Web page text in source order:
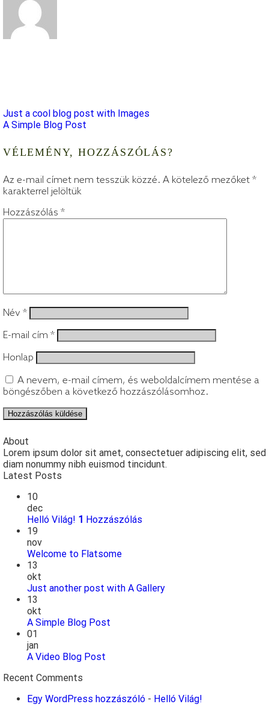
Just a cool blog post with Images
A Simple Blog Post
VÉLEMÉNY, HOZZÁSZÓLÁS?
Az e-mail címet nem tesszük közzé. A kötelező mezőket *
karakterrel jelöltük
Hozzászólás *
Név *
E-mail cím *
Honlap
A nevem, e-mail címem, és weboldalcímem mentése a
böngészőben a következő hozzászólásomhoz.
About
Lorem ipsum dolor sit amet, consectetuer adipiscing elit, sed
diam nonummy nibh euismod tincidunt.
Latest Posts
10
dec
Helló Világ! 1 Hozzászólás
19
nov
Welcome to Flatsome
13
okt
Just another post with A Gallery
13
okt
A Simple Blog Post
01
jan
A Video Blog Post
Recent Comments
Egy WordPress hozzászóló - Helló Világ!